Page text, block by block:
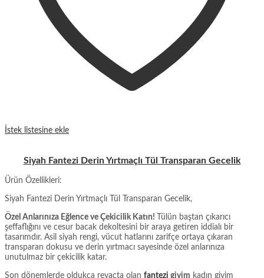
İstek listesine ekle
Siyah Fantezi Derin Yırtmaçlı Tül Transparan Gecelik
Ürün Özellikleri:
Siyah Fantezi Derin Yırtmaçlı Tül Transparan Gecelik,
Özel Anlarınıza Eğlence ve Çekicilik Katın!
Tülün baştan çıkarıcı
şeffaflığını ve cesur bacak dekoltesini bir araya getiren iddialı bir
tasarımdır. Asil siyah rengi, vücut hatlarını zarifçe ortaya çıkaran
transparan dokusu ve derin yırtmacı sayesinde özel anlarınıza
unutulmaz bir çekicilik katar.
Son dönemlerde oldukça revaçta olan fantezi giyim kadın giyim